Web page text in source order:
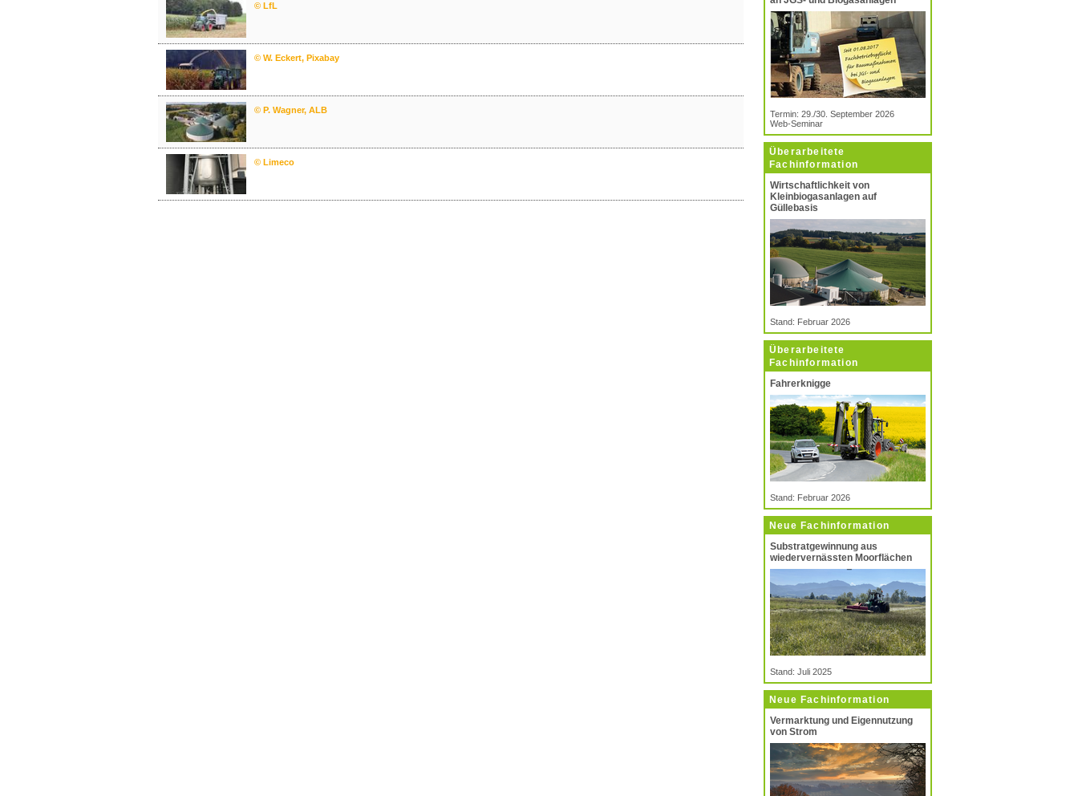
Termin: 29./30. September 2026
Web-Seminar
Überarbeitete
Fachinformation
Wirtschaftlichkeit von
Kleinbiogasanlagen auf
Güllebasis
Stand: Februar 2026
Überarbeitete
Fachinformation
Fahrerknigge
Stand: Februar 2026
Neue Fachinformation
Substratgewinnung aus
wiedervernässten Moorflächen
Stand: Juli 2025
Neue Fachinformation
Vermarktung und Eigennutzung
von Strom
© LfL
© W. Eckert, Pixabay
© P. Wagner, ALB
© Limeco